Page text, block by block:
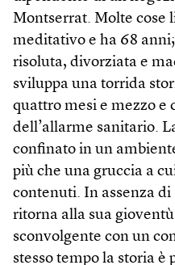
Montserrat. Molte cose
meditativo e ha 68
risoluta, divorziata e
sviluppa una torrida
quattro mesi e mezzo e
dell’allarme sanitario.
confinato in un
più che una gruccia a
contenuti. In assenza
ritorna alla sua
sconvolgente con un
stesso tempo la storia